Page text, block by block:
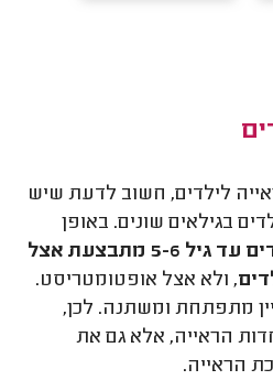
לילדים, חשוב לדעת שיש
בגילאים שונים. באופן
בדיקת ראייה לילדים עד גיל 5-6 מתבצעת אצל
, ולא אצל אופטומטריסט.
מתפתחת ומשתנה. לכן,
הראייה, אלא גם את
הראייה.